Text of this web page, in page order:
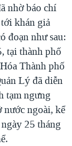
nhờ báo chí
khán giả
đoạn như sau:
tại thành phố
Thành phố
Lý đã diễn
tạm ngưng
nước ngoài, kể
25 tháng